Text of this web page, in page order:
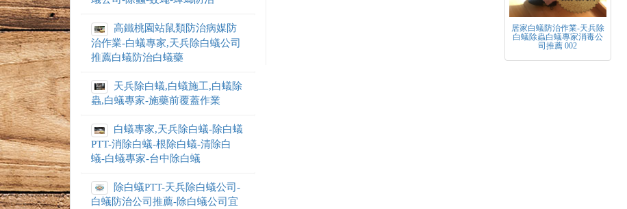
高鐵桃園站鼠類防治病媒防
治作業-白蟻專家,天兵除白蟻公司
推薦白蟻防治白蟻藥
天兵除白蟻,白蟻施工,白蟻除
蟲,白蟻專家-施藥前覆蓋作業
白蟻專家,天兵除白蟻-除白蟻
PTT-消除白蟻-根除白蟻-清除白
蟻-白蟻專家-台中除白蟻
除白蟻PTT-天兵除白蟻公司-
白蟻防治公司推薦-除白蟻公司宜
居家白蟻防治作業-天兵除
白蟻除蟲白蟻專家消毒公
司推薦 002